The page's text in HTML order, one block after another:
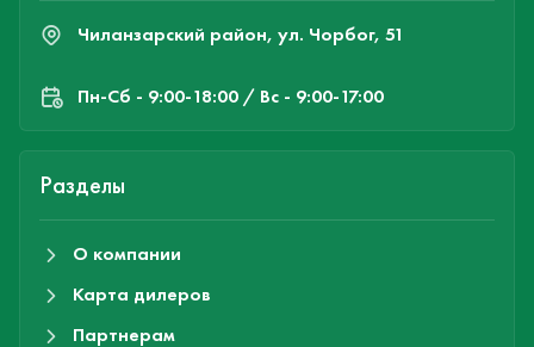
Чиланзарский район, ул. Чорбог, 51
Пн-Cб - 9:00-18:00 / Вс - 9:00-17:00
Разделы
О компании
Карта дилеров
Партнерам